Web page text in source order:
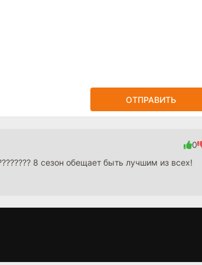
ОТПРАВИТЬ
0
8 сезон обещает быть лучшим из всех!